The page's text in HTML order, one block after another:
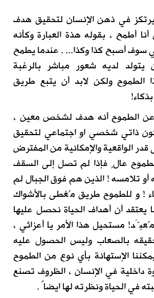
في ذهن الإنسان لتحقيق هدف
أطمح ، بقوله هذة العبارة وكأنه
سوف أصبح كذا وكذا... . عندما يطمح
يتولد لديه شعور مباشر بالرغبة
الطموح ولكن لابد أن يتبع طريق
عن الطموح أنه هدف لشخص معين ،
ذاتي شخصي او اجتماعي لتحقيق
الواقعية والإمكانية من المفترض
عالٍ فإذا لم تصل إلى السقف
تلامسه ! الذين هم فوق الجبال لم
! و للطموح طريق مُغطى بالأشواك
يعتقد أن أهداف الحياة نحصل عليها
مستحيل هذا الأمر يا أعزائي ،
بالصعاب وليس الحصول عليه
الإستهانة بأي نوع من الطموح
داخلية في الإنسان ، الظروف تصنع
في الحياة ونظرته لها ايضاً .